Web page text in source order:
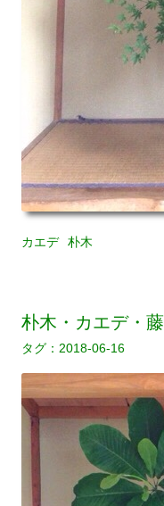
カエデ 朴木
朴木・カエデ・藤
2018-06-16